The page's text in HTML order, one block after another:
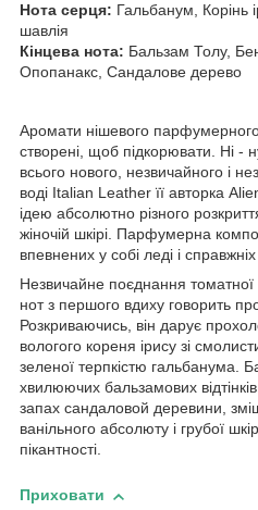
Нота серця: Гальбанум, Корінь
шавлія
Кінцева нота: Бальзам Толу,
Опопанакс, Сандалове дерево
Аромати нішевого
створені, щоб підкорювати. Ні -
всього нового, незвичайного і
воді Italian Leather її авторка
ідею абсолютно різного
жіночій шкірі. Парфумерна
впевнених у собі леді і
Незвичайне поєднання томатної
нот з першого вдиху говорить
Розкриваючись, він дарує
вологого кореня ірису зі
зеленої терпкістю гальбанума.
хвилюючих бальзамових
запах сандаловой деревини,
ванільного абсолюту і грубої
пікантності.
Приховати